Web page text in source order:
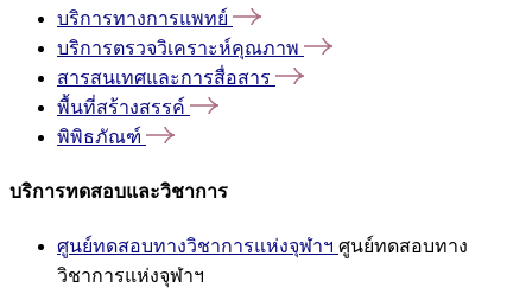
บริการทางการแพทย์
บริการตรวจวิเคราะห์คุณภาพ
สารสนเทศและการสื่อสาร
พื้นที่สร้างสรรค์
พิพิธภัณฑ์
บริการทดสอบและวิชาการ
ศูนย์ทดสอบทางวิชาการแห่งจุฬาฯ ศูนย์ทดสอบทาง
วิชาการแห่งจุฬาฯ